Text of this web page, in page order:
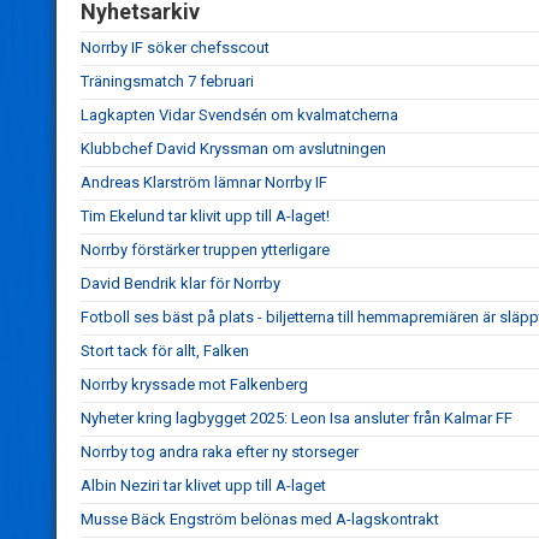
Nyhetsarkiv
Norrby IF söker chefsscout
Träningsmatch 7 februari
Lagkapten Vidar Svendsén om kvalmatcherna
Klubbchef David Kryssman om avslutningen
Andreas Klarström lämnar Norrby IF
Tim Ekelund tar klivit upp till A-laget!
Norrby förstärker truppen ytterligare
David Bendrik klar för Norrby
Fotboll ses bäst på plats - biljetterna till hemmapremiären är
Stort tack för allt, Falken
Norrby kryssade mot Falkenberg
Nyheter kring lagbygget 2025: Leon Isa ansluter från Kalmar FF
Norrby tog andra raka efter ny storseger
Albin Neziri tar klivet upp till A-laget
Musse Bäck Engström belönas med A-lagskontrakt